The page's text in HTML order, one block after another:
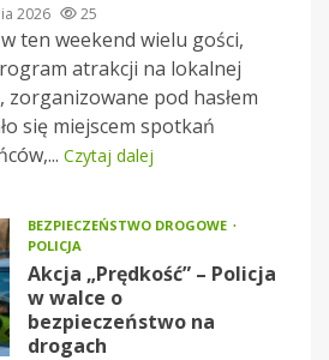
2026 25
ten weekend wielu gości,
atrakcji na lokalnej
zorganizowane pod hasłem
się miejscem spotkań
Czytaj dalej
BEZPIECZEŃSTWO DROGOWE
POLICJA
Akcja „Prędkość” – Policja
w walce o
bezpieczeństwo na
drogach